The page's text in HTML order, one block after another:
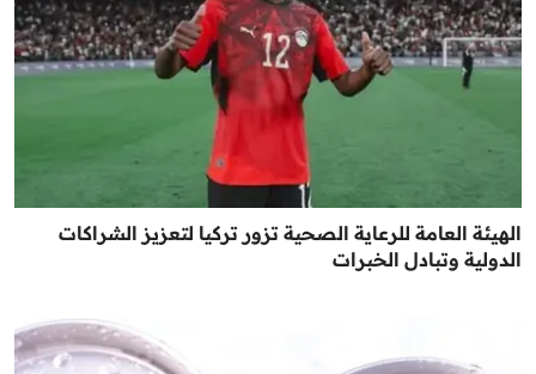
الهيئة العامة للرعاية الصحية تزور تركيا لتعزيز الشراكات
الدولية وتبادل الخبرات